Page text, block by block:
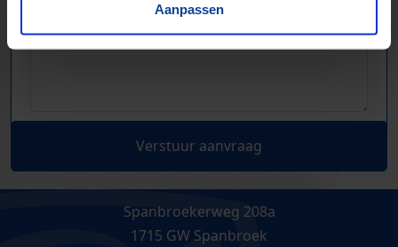
Aanpassen
Verstuur aanvraag
Spanbroekerweg 208a
1715 GW Spanbroek